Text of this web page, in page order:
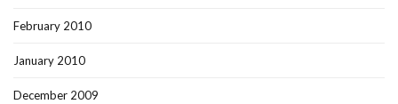
February 2010
January 2010
December 2009